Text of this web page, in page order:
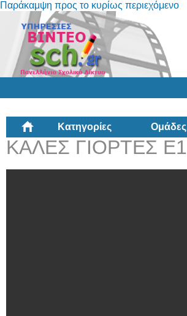
Παράκαμψη προς το κυρίως περιεχόμενο
Κατηγορίες Ομάδες
ΚΑΛΕΣ ΓΙΟΡΤΕΣ Ε1